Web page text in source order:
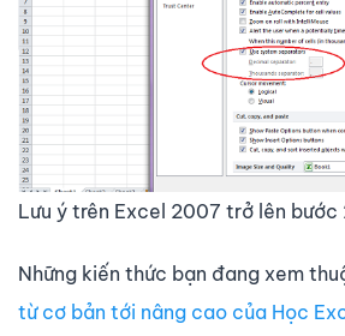
Lưu ý trên Excel 2007 trở lên bước
Những kiến thức bạn đang xem
từ cơ bản tới nâng cao của Học